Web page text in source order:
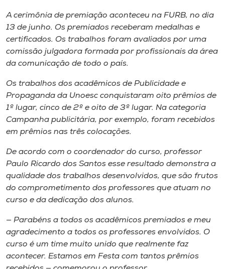
A cerimônia de premiação aconteceu na FURB, no dia
13 de junho. Os premiados receberam medalhas e
certificados. Os trabalhos foram avaliados por uma
comissão julgadora formada por profissionais da área
da comunicação de todo o país.
Os trabalhos dos acadêmicos de Publicidade e
Propaganda da Unoesc conquistaram oito prêmios de
1º lugar, cinco de 2º e oito de 3º lugar. Na categoria
Campanha publicitária, por exemplo, foram recebidos
em prêmios nas três colocações.
De acordo com o coordenador do curso, professor
Paulo Ricardo dos Santos esse resultado demonstra a
qualidade dos trabalhos desenvolvidos, que são frutos
do comprometimento dos professores que atuam no
curso e da dedicação dos alunos.
— Parabéns a todos os acadêmicos premiados e meu
agradecimento a todos os professores envolvidos. O
curso é um time muito unido que realmente faz
acontecer. Estamos em Festa com tantos prêmios